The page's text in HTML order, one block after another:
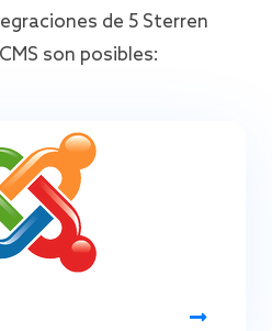
de 5 Sterren
son posibles: